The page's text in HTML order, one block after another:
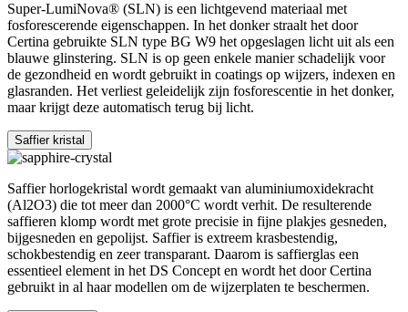
Super-LumiNova® (SLN) is een lichtgevend materiaal met
fosforescerende eigenschappen. In het donker straalt het door
Certina gebruikte SLN type BG W9 het opgeslagen licht uit als een
blauwe glinstering. SLN is op geen enkele manier schadelijk voor
de gezondheid en wordt gebruikt in coatings op wijzers, indexen en
glasranden. Het verliest geleidelijk zijn fosforescentie in het donker,
maar krijgt deze automatisch terug bij licht.
Saffier kristal
Saffier horlogekristal wordt gemaakt van aluminiumoxidekracht
(Al2O3) die tot meer dan 2000°C wordt verhit. De resulterende
saffieren klomp wordt met grote precisie in fijne plakjes gesneden,
bijgesneden en gepolijst. Saffier is extreem krasbestendig,
schokbestendig en zeer transparant. Daarom is saffierglas een
essentieel element in het DS Concept en wordt het door Certina
gebruikt in al haar modellen om de wijzerplaten te beschermen.